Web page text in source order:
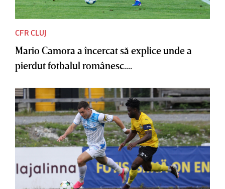
CFR CLUJ
Mario Camora a încercat să explice unde a
pierdut fotbalul românesc....